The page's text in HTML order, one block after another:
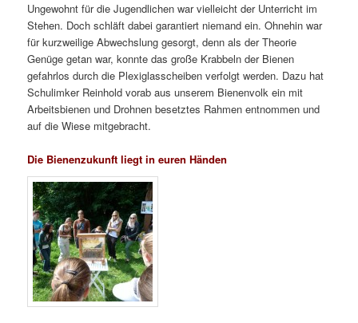
Ungewohnt für die Jugendlichen war vielleicht der Unterricht im
Stehen. Doch schläft dabei garantiert niemand ein. Ohnehin war
für kurzweilige Abwechslung gesorgt, denn als der Theorie
Genüge getan war, konnte das große Krabbeln der Bienen
gefahrlos durch die Plexiglasscheiben verfolgt werden. Dazu hat
Schulimker Reinhold vorab aus unserem Bienenvolk ein mit
Arbeitsbienen und Drohnen besetztes Rahmen entnommen und
auf die Wiese mitgebracht.
Die Bienenzukunft liegt in euren Händen